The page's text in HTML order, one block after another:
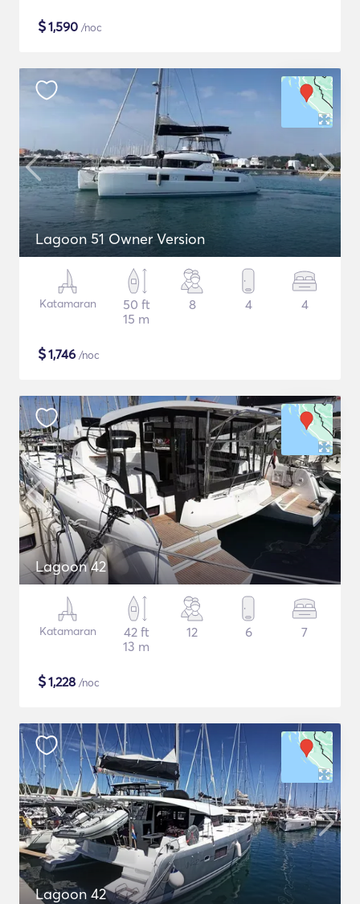
$1,590 /noc
Lagoon 51 Owner Version
Katamaran
50 ft
15 m
8 4 4
$1,746 /noc
Lagoon 42
Katamaran
42 ft
13 m
12 6 7
$1,228 /noc
Lagoon 42